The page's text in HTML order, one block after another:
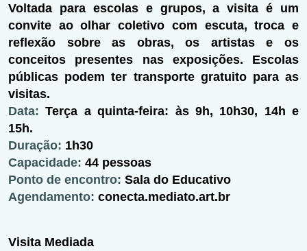
Voltada para escolas e grupos, a visita é um
convite ao olhar coletivo com escuta, troca e
reflexão sobre as obras, os artistas e os
conceitos presentes nas exposições. Escolas
públicas podem ter transporte gratuito para as
visitas.
Data: Terça a quinta-feira: às 9h, 10h30, 14h e
15h.
Duração: 1h30
Capacidade: 44 pessoas
Ponto de encontro: Sala do Educativo
Agendamento: conecta.mediato.art.br
Visita Mediada